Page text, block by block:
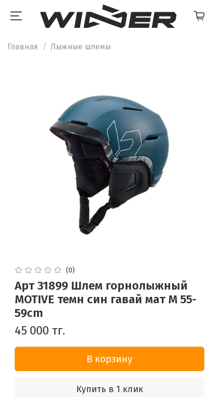
Главная Лыжные шлемы
(0)
Арт 31899 Шлем горнолыжный
MOTIVE темн син гавай мат M 55-
59cm
45 000 тг.
В корзину
Купить в 1 клик